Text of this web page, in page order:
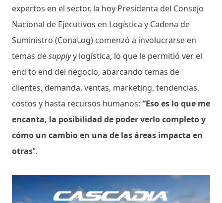
expertos en el sector, la hoy Presidenta del Consejo
Nacional de Ejecutivos en Logística y Cadena de
Suministro (ConaLog) comenzó a involucrarse en
temas desupplyy logística, lo que le permitió ver el
end to end del negocio, abarcando temas de
clientes, demanda, ventas, marketing, tendencias,
costos y hasta recursos humanos: “Eso es lo que me
encanta, la posibilidad de poder verlo completo y
cómo un cambio en una de las áreas impacta en
otras”.